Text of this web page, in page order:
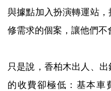
與據點加入扮演轉運站
修需求的個案，讓他們不
只是說，香柏木出人、
的收費卻極低：基本車